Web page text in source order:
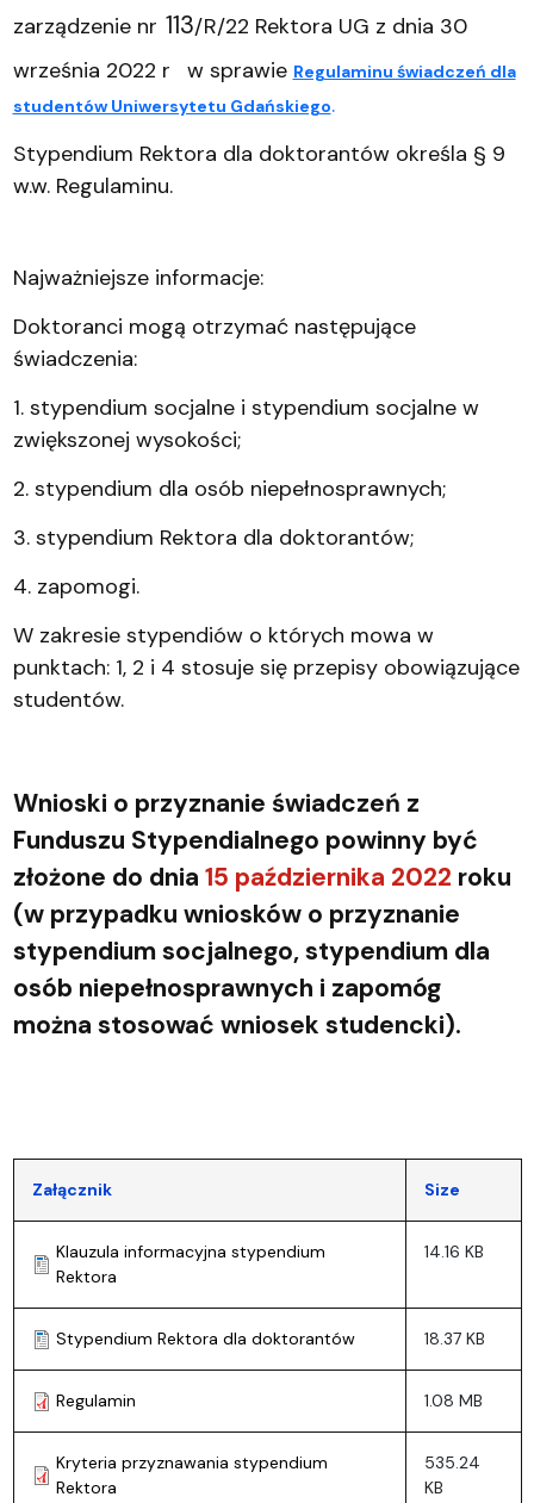
zarządzenie nr 113/R/22 Rektora UG z dnia 30
września 2022 r
w sprawie Regulaminu świadczeń dla
studentów Uniwersytetu Gdańskiego.
Stypendium Rektora dla doktorantów określa § 9
w.w. Regulaminu.
Najważniejsze informacje:
Doktoranci mogą otrzymać następujące
świadczenia:
1. stypendium socjalne i stypendium socjalne w
zwiększonej wysokości;
2. stypendium dla osób niepełnosprawnych;
3. stypendium Rektora dla doktorantów;
4. zapomogi.
W zakresie stypendiów o których mowa w
punktach: 1, 2 i 4 stosuje się przepisy obowiązujące
studentów.
Wnioski o przyznanie świadczeń z
Funduszu Stypendialnego powinny być
złożone do dnia 15 października 2022 roku
(w przypadku wniosków o przyznanie
stypendium socjalnego, stypendium dla
osób niepełnosprawnych i zapomóg
można stosować wniosek studencki).
Załącznik Size
Klauzula informacyjna stypendium
Rektora
14.16 KB
Stypendium Rektora dla doktorantów 18.37 KB
Regulamin 1.08 MB
Kryteria przyznawania stypendium
Rektora
535.24
KB